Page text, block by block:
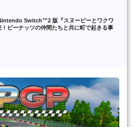
Switch™2 版『スヌーピーとワクワ
ピーナッツの仲間たちと共に町で起きる事